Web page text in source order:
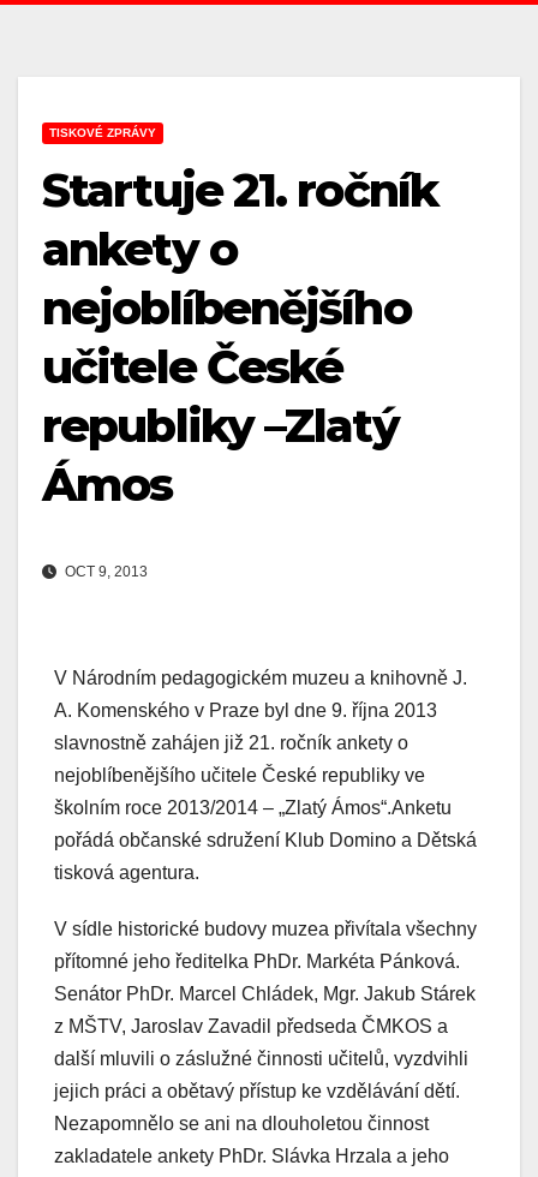
TISKOVÉ ZPRÁVY
Startuje 21. ročník
ankety o
nejoblíbenějšího
učitele České
republiky –Zlatý
Ámos
OCT 9, 2013
V Národním pedagogickém muzeu a knihovně J.
A. Komenského v Praze byl dne 9. října 2013
slavnostně zahájen již 21. ročník ankety o
nejoblíbenějšího učitele České republiky ve
školním roce 2013/2014 – „Zlatý Ámos“.Anketu
pořádá občanské sdružení Klub Domino a Dětská
tisková agentura.
V sídle historické budovy muzea přivítala všechny
přítomné jeho ředitelka PhDr. Markéta Pánková.
Senátor PhDr. Marcel Chládek, Mgr. Jakub Stárek
z MŠTV, Jaroslav Zavadil předseda ČMKOS a
další mluvili o záslužné činnosti učitelů, vyzdvihli
jejich práci a obětavý přístup ke vzdělávání dětí.
Nezapomnělo se ani na dlouholetou činnost
zakladatele ankety PhDr. Slávka Hrzala a jeho